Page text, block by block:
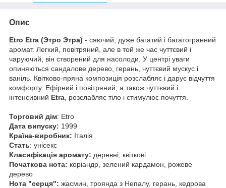
Опис
Etro Etra (Этро Этра) - сяючий, дуже багатий і багатогранний
аромат. Легкий, повітряний, але в той же час чуттєвий і
чаруючий, він створений для насолоди. У центрі уваги
опиняються сандалове дерево, герань, чуттєвий мускус і
ваніль. Квітково-пряна композиція розслабляє і дарує відчуття
комфорту. Ефірний і повітряний, а також чуттєвий і
інтенсивний Etra , розслабляє тіло і стимулює почуття.
Торговий дім: Etro
Дата випуску: 1999
Країна-виробник: Італія
Стать: унісекс
Класифікація аромату: деревні, квіткові
Початкова нота: коріандр, зелений кардамон, рожеве
дерево
Нота "серця": жасмин, троянда з Непалу, герань, кедрова